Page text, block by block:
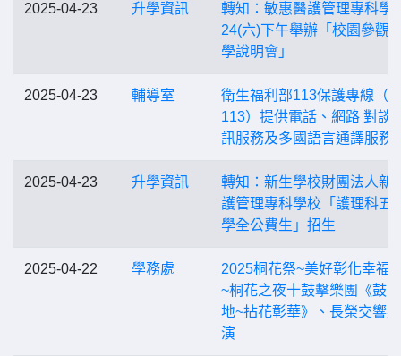
2025-04-23 升學資訊
轉知：敏惠醫護管理專科學
24(六)下午舉辦「校園參觀
學說明會」
2025-04-23 輔導室
衛生福利部113保護專線（
113）提供電話、網路 對談
訊服務及多國語言通譯服務
2025-04-23 升學資訊
轉知：新生學校財團法人新
護管理專科學校「護理科五
學全公費生」招生
2025-04-22 學務處
2025桐花祭~美好彰化幸福
~桐花之夜十鼓擊樂團《鼓
地~拈花彰華》、長榮交響
演